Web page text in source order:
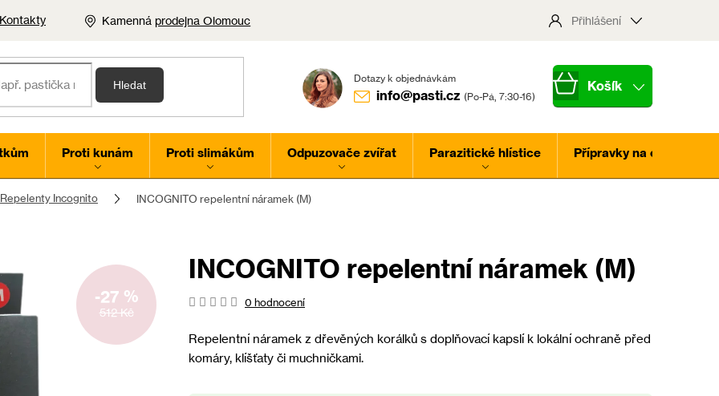
Kamennáprodejna Olomouc
Kontakty Přihlášení
Hledat
info@pasti.cz
Nákupní
Proti kunám Proti slimákům Odpuzovače zvířat Parazitické hlístice Přípravky na ochranu
Repelenty Incognito INCOGNITO repelentní náramek (M)
512 Kč
-27 %
INCOGNITO repelentní náramek (M)
Průměrné
produktu
je
0,0
0 hodnocení
Repelentní náramek z dřevěných korálků s doplňovací kapslí k lokální ochraně před
komáry, klíšťaty či muchničkami.